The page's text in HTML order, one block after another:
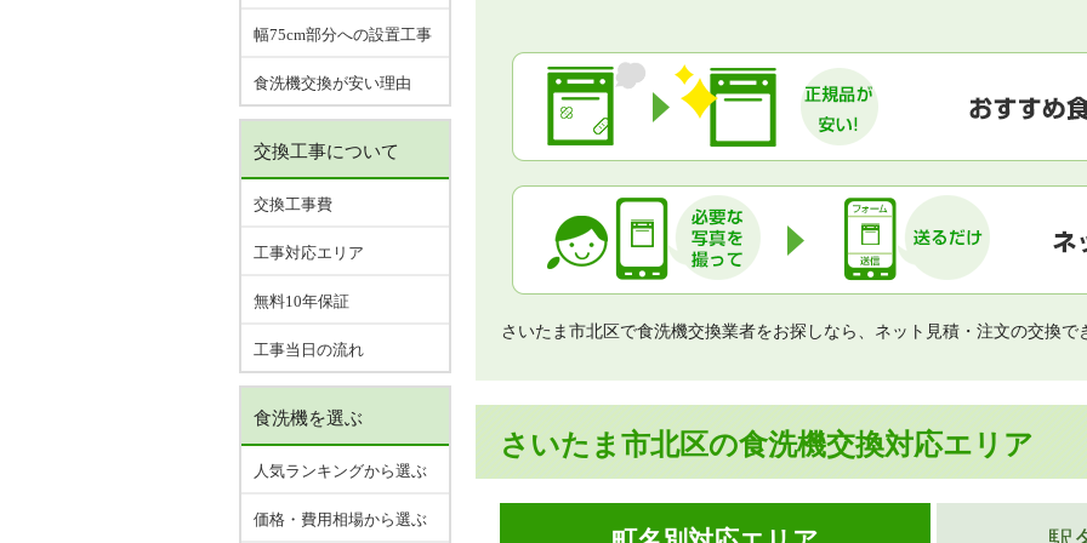
さいたま市北区で食洗機交換業者をお探しなら、ネット見積・注文の交換
さいたま市北区の食洗機交換対応エリア
幅75cm部分への設置工事
食洗機交換が安い理由
交換工事について
交換工事費
工事対応エリア
無料10年保証
工事当日の流れ
食洗機を選ぶ
人気ランキングから選ぶ
価格・費用相場から選ぶ